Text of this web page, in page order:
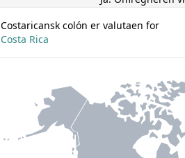
Costaricansk colón er valutaen for
Costa Rica